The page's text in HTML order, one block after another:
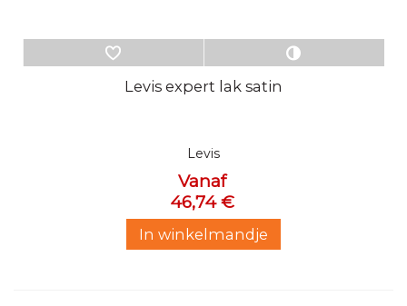
Levis expert lak satin
Levis
Vanaf
46,74 €
In winkelmandje